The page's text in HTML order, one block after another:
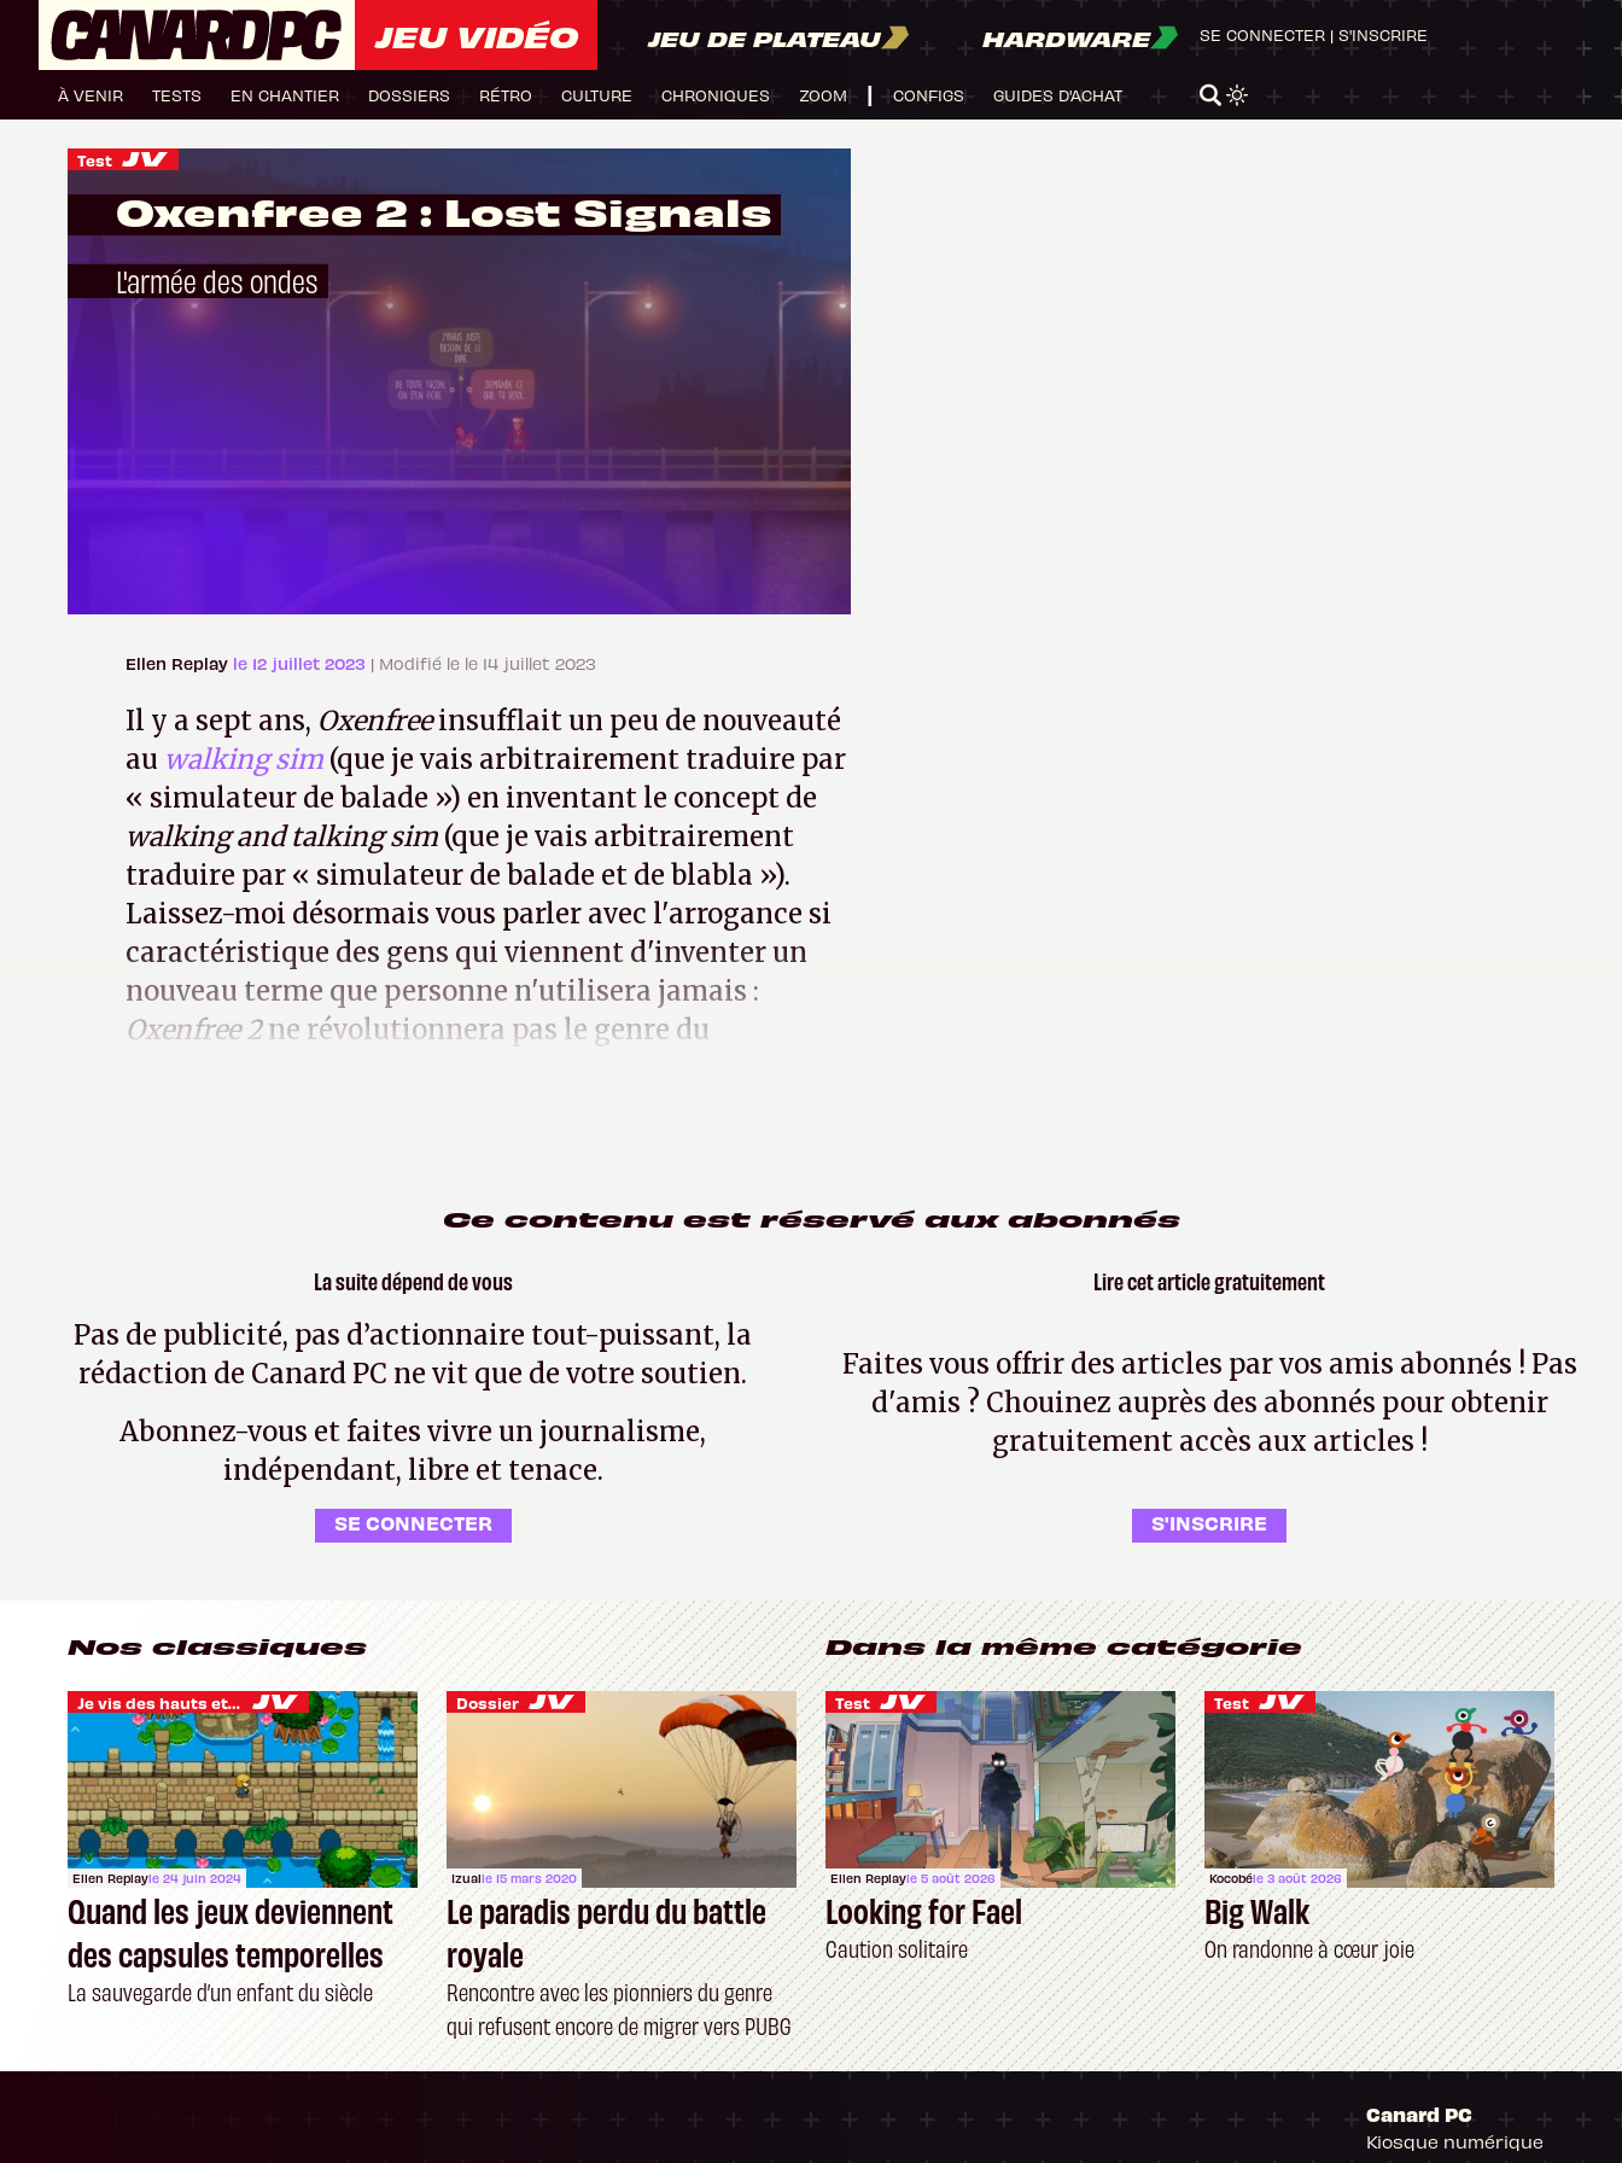
JEU VIDÉO JEU DE PLATEAU HARDWARE
À VENIR TESTS EN CHANTIER DOSSIERS RÉTRO CULTURE CHRONIQUES ZOOM CONFIGS GUIDES D'ACHAT
SE CONNECTER | S'INSCRIRE
Test
Oxenfree 2 : Lost Signals
L'armée des ondes
Ellen Replay le 12 juillet 2023 | Modifié le le 14 juillet 2023
Il y a sept ans, Oxenfreeinsufflait un peu de nouveauté
au walking sim (que je vais arbitrairement traduire par
« simulateur de balade ») en inventant le concept de
walking and talking sim (que je vais arbitrairement
traduire par « simulateur de balade et de blabla »).
Laissez-moi désormais vous parler avec l'arrogance si
caractéristique des gens qui viennent d'inventer un
nouveau terme que personne n'utilisera jamais :
Oxenfree 2ne révolutionnera pas le genre du
Ce contenu est réservé aux abonnés
La suite dépend de vous
Pas de publicité, pas d’actionnaire tout-puissant, la
rédaction de Canard PC ne vit que de votre soutien.
Abonnez-vous et faites vivre un journalisme,
indépendant, libre et tenace.
SE CONNECTER
Lire cet article gratuitement
Faites vous offrir des articles par vos amis abonnés ! Pas
d'amis ? Chouinez auprès des abonnés pour obtenir
gratuitement accès aux articles !
S'INSCRIRE
Nos classiques
Je vis des hauts et des bas
Ellen Replayle 24 juin 2024
Quand les jeux deviennent
des capsules temporelles
La sauvegarde d’un enfant du siècle
Dossier
Izualle 15 mars 2020
Le paradis perdu du battle
royale
Rencontre avec les pionniers du genre
qui refusent encore de migrer vers PUBG
Dans la même catégorie
Test
Ellen Replayle 5 août 2026
Looking for Fael
Caution solitaire
Test
Kocobéle 3 août 2026
Big Walk
On randonne à cœur joie
Canard PC
Kiosque numérique